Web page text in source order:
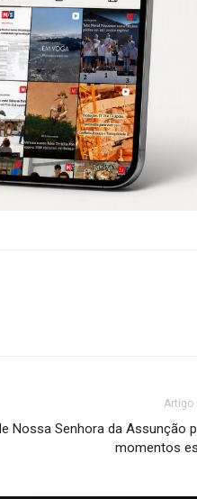
Artigo
Nossa Senhora da Assunção
momentos